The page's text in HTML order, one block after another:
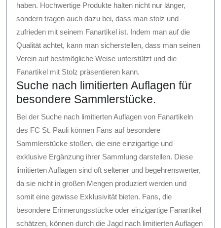
haben. Hochwertige Produkte halten nicht nur länger,
sondern tragen auch dazu bei, dass man stolz und
zufrieden mit seinem Fanartikel ist. Indem man auf die
Qualität achtet, kann man sicherstellen, dass man seinen
Verein auf bestmögliche Weise unterstützt und die
Fanartikel mit Stolz präsentieren kann.
Suche nach limitierten Auflagen für
besondere Sammlerstücke.
Bei der Suche nach limitierten Auflagen von Fanartikeln
des FC St. Pauli können Fans auf besondere
Sammlerstücke stoßen, die eine einzigartige und
exklusive Ergänzung ihrer Sammlung darstellen. Diese
limitierten Auflagen sind oft seltener und begehrenswerter,
da sie nicht in großen Mengen produziert werden und
somit eine gewisse Exklusivität bieten. Fans, die
besondere Erinnerungsstücke oder einzigartige Fanartikel
schätzen, können durch die Jagd nach limitierten Auflagen